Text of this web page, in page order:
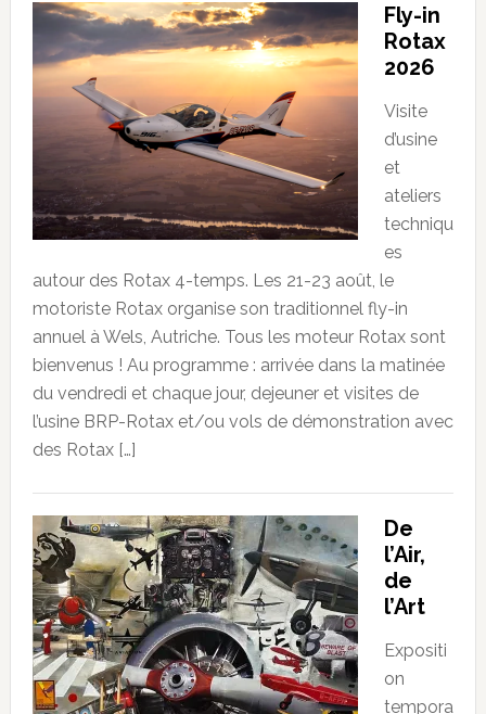
Fly-in
Rotax
2026
Visite
d’usine
et
ateliers
techniqu
es
autour des Rotax 4-temps. Les 21-23 août, le
motoriste Rotax organise son traditionnel fly-in
annuel à Wels, Autriche. Tous les moteur Rotax sont
bienvenus ! Au programme : arrivée dans la matinée
du vendredi et chaque jour, dejeuner et visites de
l’usine BRP-Rotax et/ou vols de démonstration avec
des Rotax […]
De
l’Air,
de
l’Art
Expositi
on
tempora